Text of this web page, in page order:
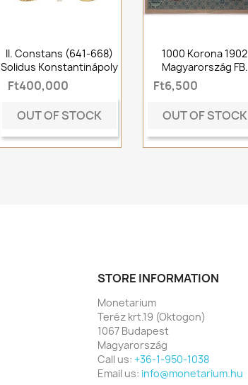
II. Constans (641-668)
Solidus Konstantinápoly
Ft400,000
OUT OF STOCK
1000 Korona 1902
Magyarország FB.
Ft6,500
OUT OF STOCK
STORE INFORMATION
Monetarium
Teréz krt.19 (Oktogon)
1067 Budapest
Magyarország
Call us: +36-1-950-1038
Email us: info@monetarium.hu